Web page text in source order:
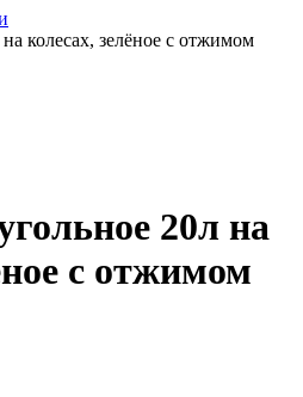
колесах, зелёное с отжимом
20л на
с отжимом